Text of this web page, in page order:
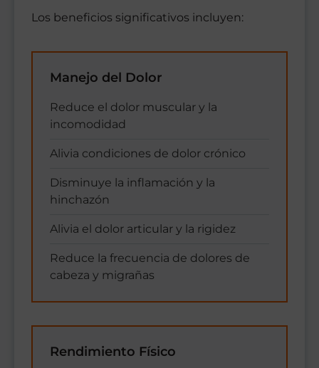
Los beneficios significativos incluyen:
Manejo del Dolor
Reduce el dolor muscular y la
incomodidad
Alivia condiciones de dolor crónico
Disminuye la inflamación y la
hinchazón
Alivia el dolor articular y la rigidez
Reduce la frecuencia de dolores de
cabeza y migrañas
Rendimiento Físico